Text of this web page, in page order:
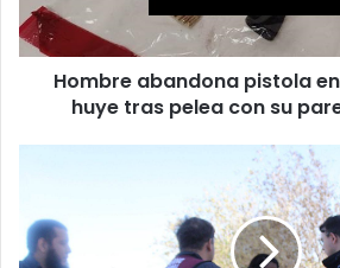
huye
tras
peleaHombre abandona pistola
huye tras pelea con su
10
mil